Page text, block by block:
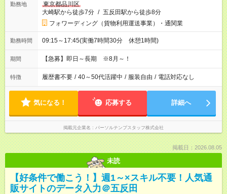
勤務地
東京都品川区
大崎駅から徒歩7分 / 五反田駅から徒歩8分
フォワーディング（貨物利用運送事業）・通関業
勤務時間 09:15～17:45(実働7時間30分 休憩1時間)
期間 【急募】即日～長期 ※8月～！
特徴 履歴書不要 / 40～50代活躍中 / 服装自由 / 電話対応なし
気になる！ 応募する 詳細へ
掲載元企業名 パーソルテンプスタッフ株式会社
掲載日：2026.08.05
未読
【好条件で働こう！】週1～×スキル不要！人気通
販サイトのデータ入力＠五反田